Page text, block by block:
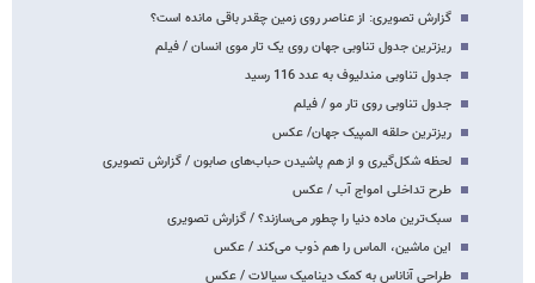
گزارش تصویری: از عناصر روی زمین چقدر باقی مانده است؟
ریزترین جدول تناوبی جهان روی یک تار موی انسان / فیلم
جدول تناوبی مندلیوف به عدد 116 رسید
جدول تناوبی روی تار مو / فیلم
ریزترین حلقه المپیک جهان/ عکس
لحظه شکل‌گیری و از هم پاشیدن حباب‌های صابون / گزارش تصویری
طرح تداخلی امواج آب / عکس
سبک‌ترین ماده دنیا را چطور می‌سازند؟ / گزارش تصویری
این ماشین، الماس را هم ذوب می‌کند / عکس
طراحی آناناس به کمک دینامیک سیالات / عکس